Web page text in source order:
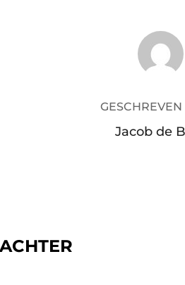
GESCHREVEN
Jacob de